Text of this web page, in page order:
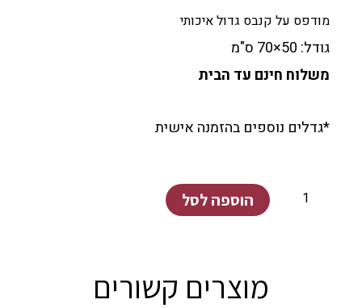
מודפס על קנבס גדול איכותי
גודל: 50×70 ס"מ
משלוח חינם עד הבית
*גדלים נוספים בהזמנה אישית
כמות
הוספה לסל
מוצרים קשורים